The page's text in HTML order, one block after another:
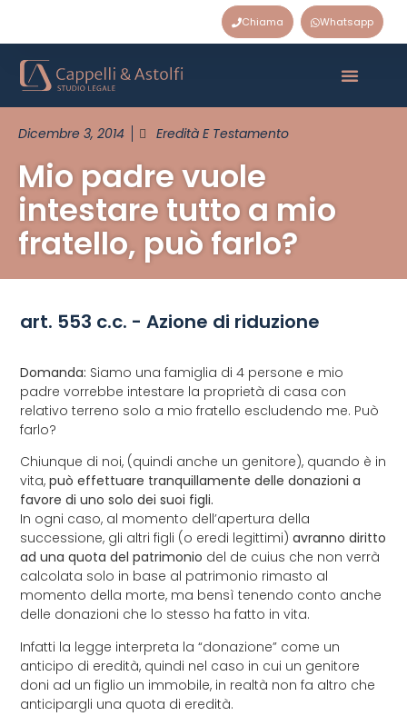
Chiama Whatsapp
Dicembre 3, 2014 Eredità E Testamento
Mio padre vuole
intestare tutto a mio
fratello, può farlo?
art. 553 c.c. - Azione di riduzione
Domanda: Siamo una famiglia di 4 persone e mio
padre vorrebbe intestare la proprietà di casa con
relativo terreno solo a mio fratello escludendo me. Può
farlo?
Chiunque di noi, (quindi anche un genitore), quando è in
vita,può effettuare tranquillamente delle donazioni a
favore di uno solo dei suoi figli.
In ogni caso, al momento dell’apertura della
successione, gli altri figli (o eredi legittimi)avranno diritto
ad una quota del patrimonio del de cuius che non verrà
calcolata solo in base al patrimonio rimasto al
momento della morte, ma bensì tenendo conto anche
delle donazioni che lo stesso ha fatto in vita.
Infatti la legge interpreta la “donazione” come un
anticipo di eredità, quindi nel caso in cui un genitore
doni ad un figlio un immobile, in realtà non fa altro che
anticipargli una quota di eredità.